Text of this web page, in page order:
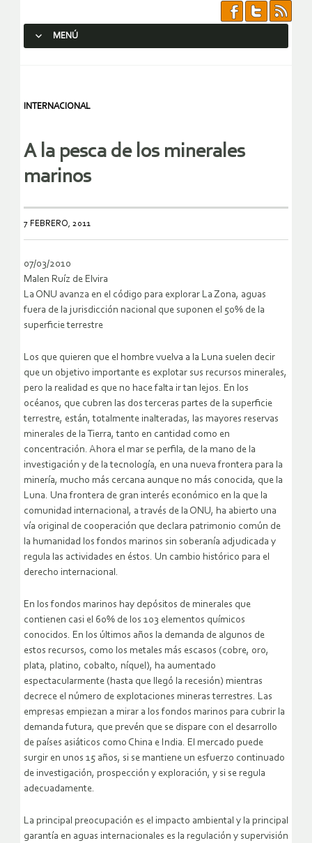
MENÚ
INTERNACIONAL
A la pesca de los minerales
marinos
7 FEBRERO, 2011
07/03/2010
Malen Ruíz de Elvira
La ONU avanza en el código para explorar La Zona, aguas
fuera de la jurisdicción nacional que suponen el 50% de la
superficie terrestre
Los que quieren que el hombre vuelva a la Luna suelen decir
que un objetivo importante es explotar sus recursos minerales,
pero la realidad es que no hace falta ir tan lejos. En los
océanos, que cubren las dos terceras partes de la superficie
terrestre, están, totalmente inalteradas, las mayores reservas
minerales de la Tierra, tanto en cantidad como en
concentración. Ahora el mar se perfila, de la mano de la
investigación y de la tecnología, en una nueva frontera para la
minería, mucho más cercana aunque no más conocida, que la
Luna. Una frontera de gran interés económico en la que la
comunidad internacional, a través de la ONU, ha abierto una
vía original de cooperación que declara patrimonio común de
la humanidad los fondos marinos sin soberanía adjudicada y
regula las actividades en éstos. Un cambio histórico para el
derecho internacional.
En los fondos marinos hay depósitos de minerales que
contienen casi el 60% de los 103 elementos químicos
conocidos. En los últimos años la demanda de algunos de
estos recursos, como los metales más escasos (cobre, oro,
plata, platino, cobalto, níquel), ha aumentado
espectacularmente (hasta que llegó la recesión) mientras
decrece el número de explotaciones mineras terrestres. Las
empresas empiezan a mirar a los fondos marinos para cubrir la
demanda futura, que prevén que se dispare con el desarrollo
de países asiáticos como China e India. El mercado puede
surgir en unos 15 años, si se mantiene un esfuerzo continuado
de investigación, prospección y exploración, y si se regula
adecuadamente.
La principal preocupación es el impacto ambiental y la principal
garantía en aguas internacionales es la regulación y supervisión